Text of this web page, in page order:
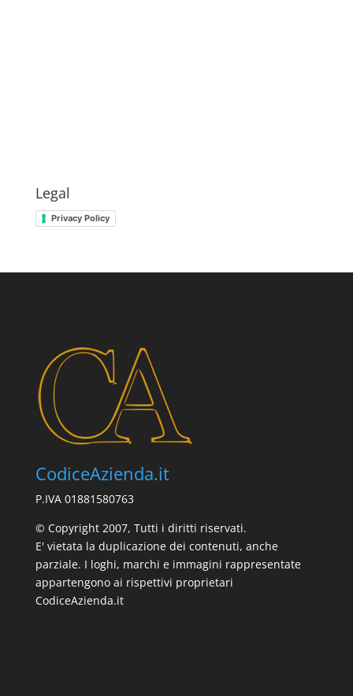
Legal
Privacy Policy
CodiceAzienda.it
P.IVA 01881580763
© Copyright 2007, Tutti i diritti riservati.
E' vietata la duplicazione dei contenuti, anche
parziale. I loghi, marchi e immagini rappresentate
appartengono ai rispettivi proprietari
CodiceAzienda.it